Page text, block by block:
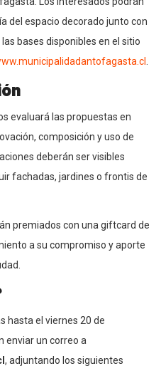
del espacio decorado junto con
bases disponibles en el sitio
evaluará las propuestas en
composición y uso de
deberán ser visibles
fachadas, jardines o frontis de
premiados con una giftcard de
a su compromiso y aporte
hasta el viernes 20 de
enviar un correo a
, adjuntando los siguientes